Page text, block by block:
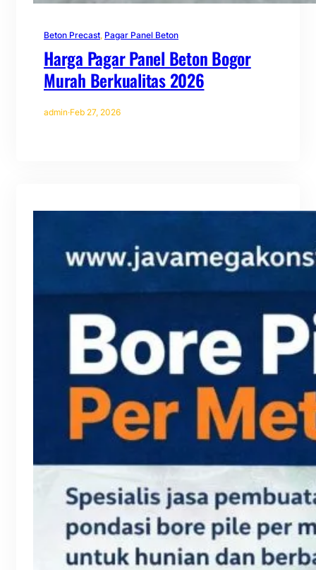
Beton Precast, Pagar Panel Beton
Harga Pagar Panel Beton Bogor
Murah Berkualitas 2026
admin·Feb 27, 2026